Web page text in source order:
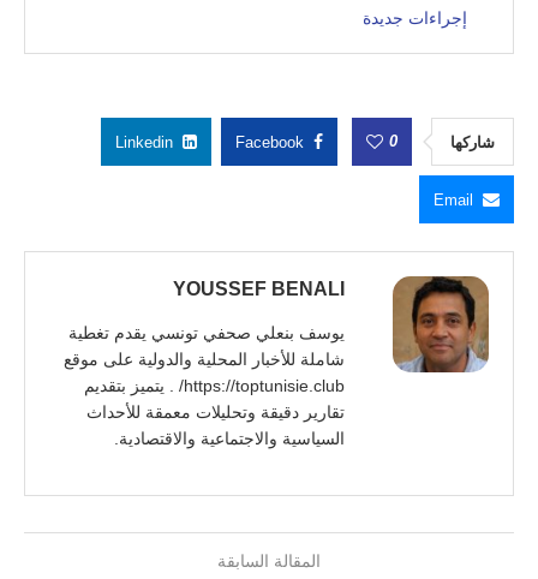
إجراءات جديدة
شاركها 0
Facebook
Linkedin
Email
YOUSSEF BENALI
يوسف بنعلي صحفي تونسي يقدم تغطية
شاملة للأخبار المحلية والدولية على موقع
https://toptunisie.club/ . يتميز بتقديم
تقارير دقيقة وتحليلات معمقة للأحداث
السياسية والاجتماعية والاقتصادية.
المقالة السابقة